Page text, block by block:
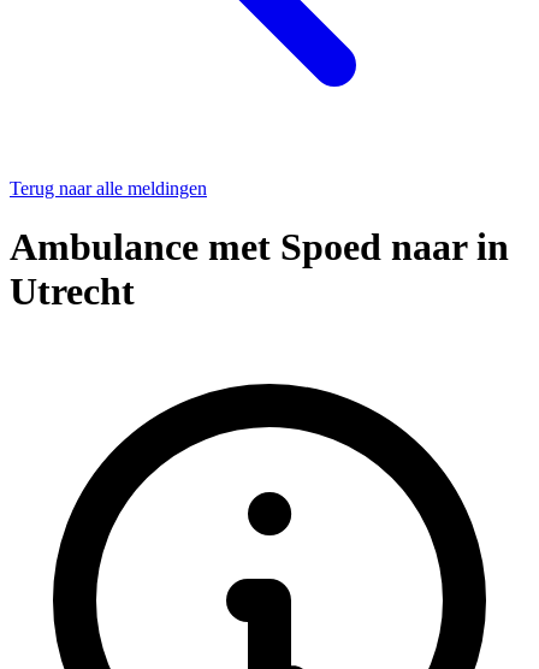
Terug naar alle meldingen
Ambulance met Spoed naar in
Utrecht